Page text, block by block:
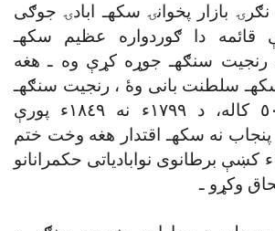
بازار پخوانۍ سکهـ ابادۍ جوګى
قائمه دا ګوردواره عظيم سکهـ
رنجيت سنګهـ جوړه کړې وه ـ هغه
سلطنت بانى وۀ ، رنجيت سنګهـ
په لاهور قريباَ ٥٠ کاله، د ١٧٩٩ء نه ١٨٤٩ء پورې
نه سکهـ اقتدار هغه وخت ختم
شو کله چې ١٨٤٩ء کښې برطانوى نوابادياتى حکمرانانو
وکړو ـ